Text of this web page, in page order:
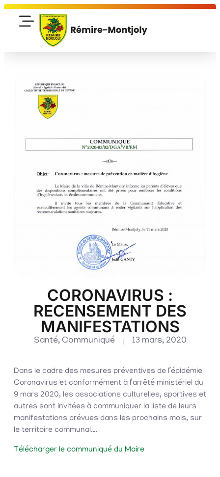
CORONAVIRUS :
RECENSEMENT DES
MANIFESTATIONS
Santé, Communiqué 13 mars, 2020
Dans le cadre des mesures préventives de l’épidémie
Coronavirus et conformément à l’arrêté ministériel du
9 mars 2020, les associations culturelles, sportives et
autres sont invitées à communiquer la liste de leurs
manifestations prévues dans les prochains mois, sur
le territoire communal….
Télécharger le communiqué du Maire